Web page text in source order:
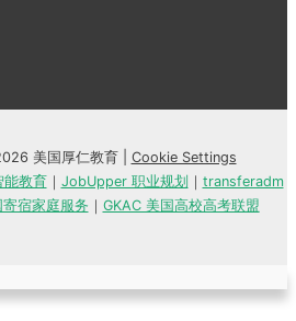
美国厚仁教育 | Cookie Settings
能教育｜ JobUpper 职业规划 ｜ transferadm
宿家庭服务 ｜ GKAC 美国高校高考联盟